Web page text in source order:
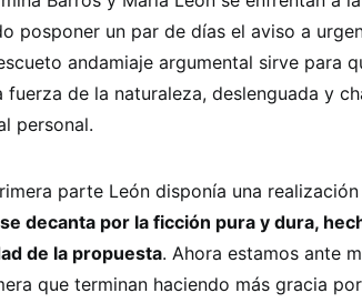
posponer un par de días el aviso a
andamiaje argumental sirve para
fuerza de la naturaleza, deslenguada y
personal.
parte León disponía una
decanta por la ficción pura y dura,
de la propuesta. Ahora estamos ante
que terminan haciendo más gracia